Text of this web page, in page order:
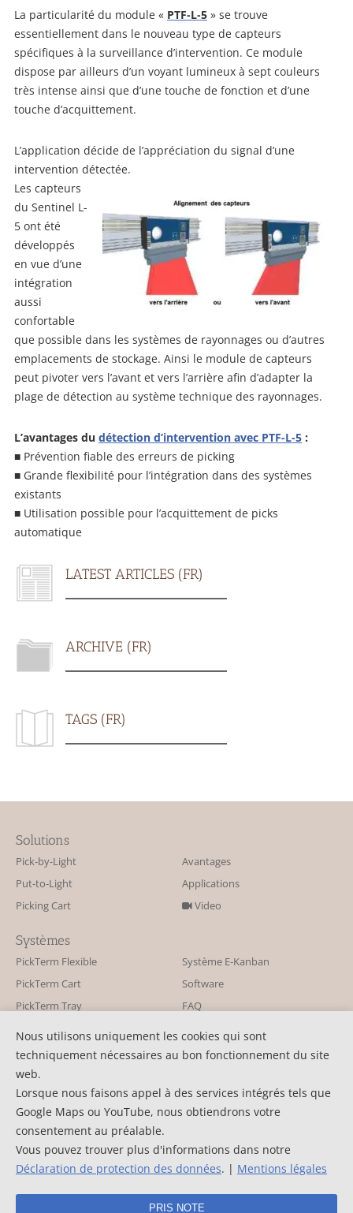
La particularité du module « PTF-L-5 » se trouve
essentiellement dans le nouveau type de capteurs
spécifiques à la surveillance d’intervention. Ce module
dispose par ailleurs d’un voyant lumineux à sept couleurs
très intense ainsi que d’une touche de fonction et d’une
touche d’acquittement.
L’application décide de l’appréciation du signal d’une
intervention détectée.
Les capteurs
du Sentinel L-
5 ont été
développés
en vue d’une
intégration
aussi
confortable
que possible dans les systèmes de rayonnages ou d’autres
emplacements de stockage. Ainsi le module de capteurs
peut pivoter vers l’avant et vers l’arrière afin d’adapter la
plage de détection au système technique des rayonnages.
L’avantages du détection d’intervention avec PTF-L-5 :
■ Prévention fiable des erreurs de picking
■ Grande flexibilité pour l’intégration dans des systèmes
existants
■ Utilisation possible pour l’acquittement de picks
automatique
LATEST ARTICLES (FR)
ARCHIVE (FR)
TAGS (FR)
Solutions
Pick-by-Light
Put-to-Light
Picking Cart
Avantages
Applications
Video
Systèmes
PickTerm Flexible
PickTerm Cart
PickTerm Tray
Système E-Kanban
Software
FAQ
Contact
KBS Industrieelektronik GmbH
Burkheimer Str. 10
D-79111 Freiburg
Tél. : +49 761 45255-0
Fax : +49 761 45255-90
actualités
Newsletter
©2026 KBS Industrieelektronik GmbH
Nous utilisons uniquement les cookies qui sont
techniquement nécessaires au bon fonctionnement du site
web.
Lorsque nous faisons appel à des services intégrés tels que
Google Maps ou YouTube, nous obtiendrons votre
consentement au préalable.
Vous pouvez trouver plus d'informations dans notre
Déclaration de protection des données. | Mentions légales
PRIS NOTE